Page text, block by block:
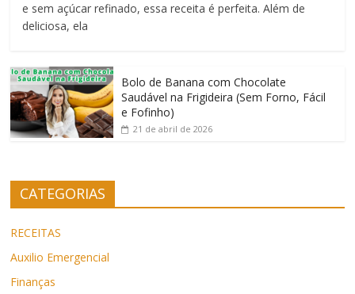
e sem açúcar refinado, essa receita é perfeita. Além de
deliciosa, ela
Bolo de Banana com Chocolate
Saudável na Frigideira (Sem Forno, Fácil
e Fofinho)
21 de abril de 2026
CATEGORIAS
RECEITAS
Auxilio Emergencial
Finanças